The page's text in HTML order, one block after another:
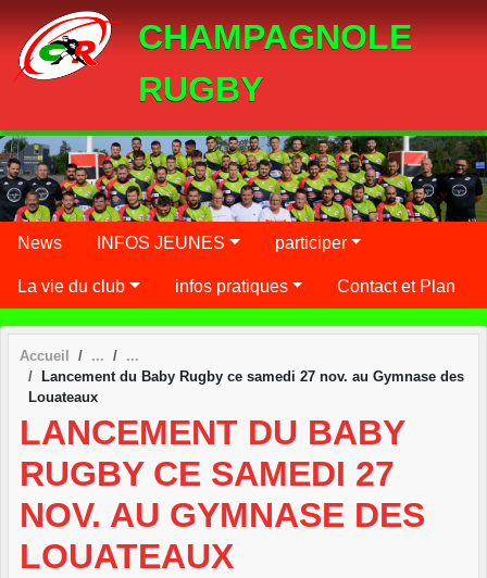
CHAMPAGNOLE
RUGBY
News INFOS JEUNES participer
La vie du club infos pratiques Contact et Plan
Accueil
Lancement du Baby Rugby ce samedi 27 nov. au Gymnase des
Louateaux
LANCEMENT DU BABY
RUGBY CE SAMEDI 27
NOV. AU GYMNASE DES
LOUATEAUX
Panneau de gestion des cookies